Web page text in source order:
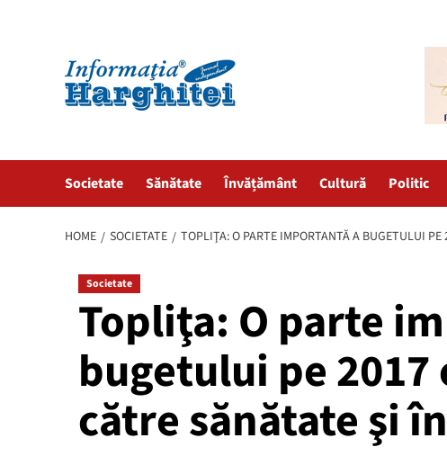
Societate Sănătate Învățământ Cultură Politic
HOME SOCIETATE TOPLIŢA: O PARTE IMPORTANTĂ A BUGETULUI
Societate
Topliţa: O parte
bugetului pe
către sănătate şi